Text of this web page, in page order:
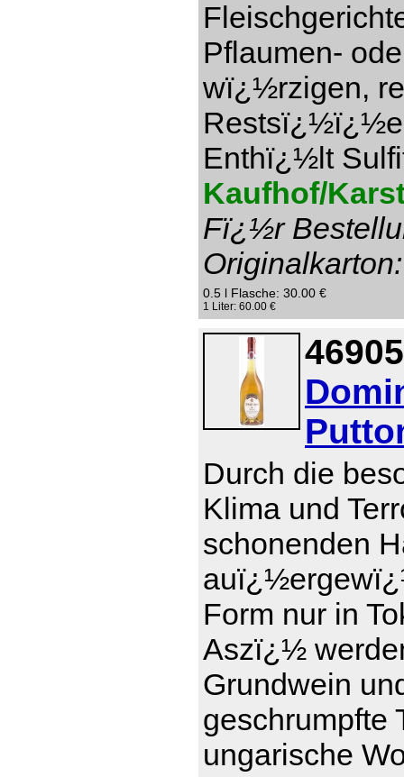
Pflaumen-
wï¿½rzigen,
Restsï¿½ï¿½e
Enthï¿½lt
Kaufhof/
Fï¿½r
Originalkarton:
0.5 l Flasche: 30.00 €
1 Liter: 60.00 €
Durch die
Klima und
schonenden
Form nur in
Aszï¿½
Grundwein
geschrumpfte
ungarische